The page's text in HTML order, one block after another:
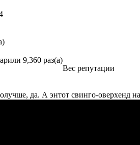
9,360 раз(а)
Вес репутации
да. А энтот свинго-оверхенд